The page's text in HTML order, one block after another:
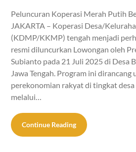
Peluncuran Koperasi Merah Putih
JAKARTA – Koperasi Desa/
(KDMP/KKMP) tengah menjadi
resmi diluncurkan Lowongan oleh
Subianto pada 21 Juli 2025 di Desa
Jawa Tengah. Program ini
perekonomian rakyat di tingkat
melalui…
Continue Reading